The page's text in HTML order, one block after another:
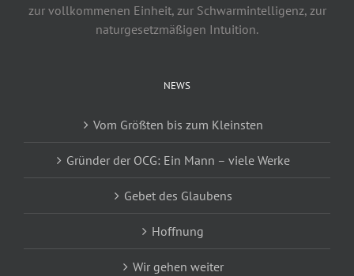
zur vollkommenen Einheit, zur Schwarmintelligenz, zur
naturgesetzmäßigen Intuition.
NEWS
Vom Größten bis zum Kleinsten
Gründer der OCG: Ein Mann – viele Werke
Gebet des Glaubens
Hoffnung
Wir gehen weiter